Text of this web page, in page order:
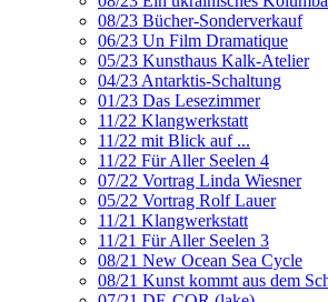
08/23 Bücher-Sonderverkauf
06/23 Un Film Dramatique
05/23 Kunsthaus Kalk-Atelier
04/23 Antarktis-Schaltung
01/23 Das Lesezimmer
11/22 Klangwerkstatt
11/22 mit Blick auf ...
11/22 Für Aller Seelen 4
07/22 Vortrag Linda Wiesner
05/22 Vortrag Rolf Lauer
11/21 Klangwerkstatt
11/21 Für Aller Seelen 3
08/21 New Ocean Sea Cycle
08/21 Kunst kommt aus dem